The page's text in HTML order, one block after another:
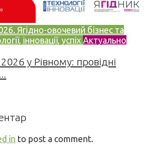
Ягідно-овочевий бізнес та
інновації, успіх Актуально
у Рівному: провідні
in to post a comment.